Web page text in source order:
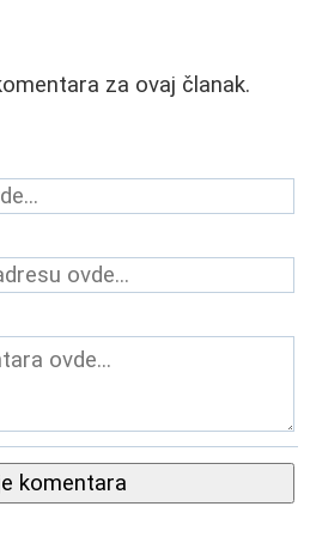
za ovaj članak.
komentara